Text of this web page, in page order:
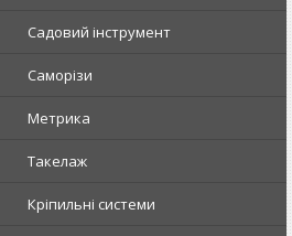
Садовий інструмент
Саморізи
Метрика
Такелаж
Кріпильні системи